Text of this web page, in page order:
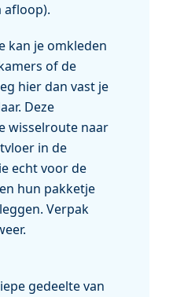
afloop).
kan je omkleden
of de
hier dan vast je
Deze
wisselroute naar
in de
echt voor de
hun pakketje
Verpak
gedeelte van